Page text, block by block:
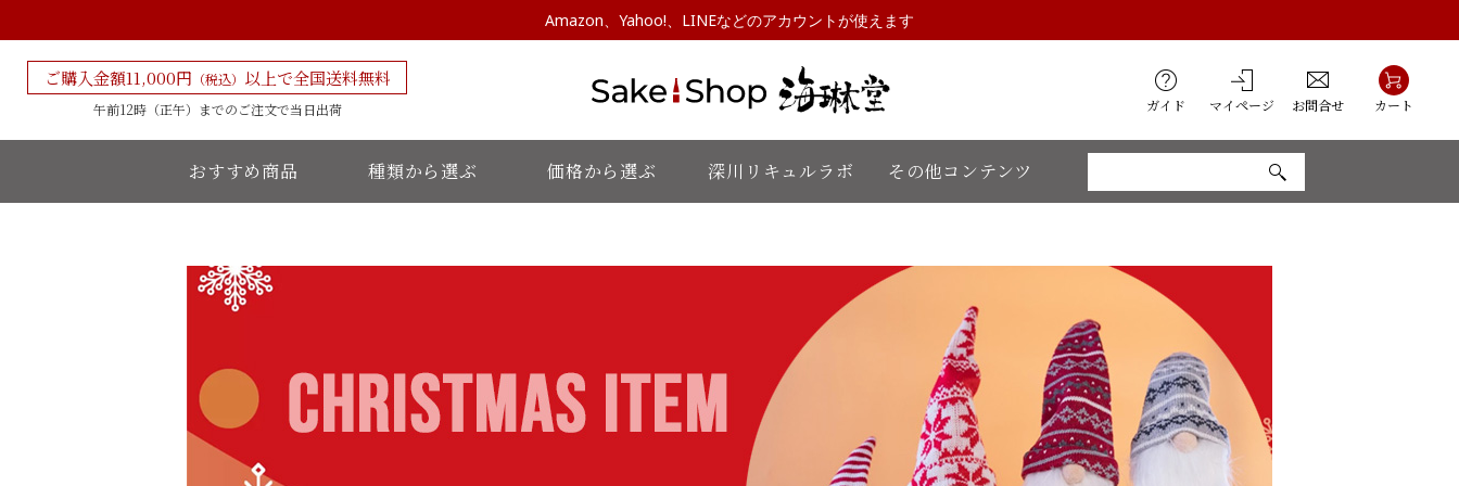
Amazon、Yahoo!、LINEなどのアカウントが使えます
ご購入金額11,000円 （税込） 以上で全国送料無料
午前12時（正午）までのご注文で当日出荷 ガイド マイページ お問合せ カート
おすすめ商品 種類から選ぶ 価格から選ぶ 深川リキュルラボ その他コンテンツ